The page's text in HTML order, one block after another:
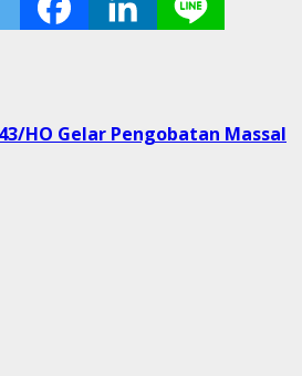
HO Gelar Pengobatan Massal